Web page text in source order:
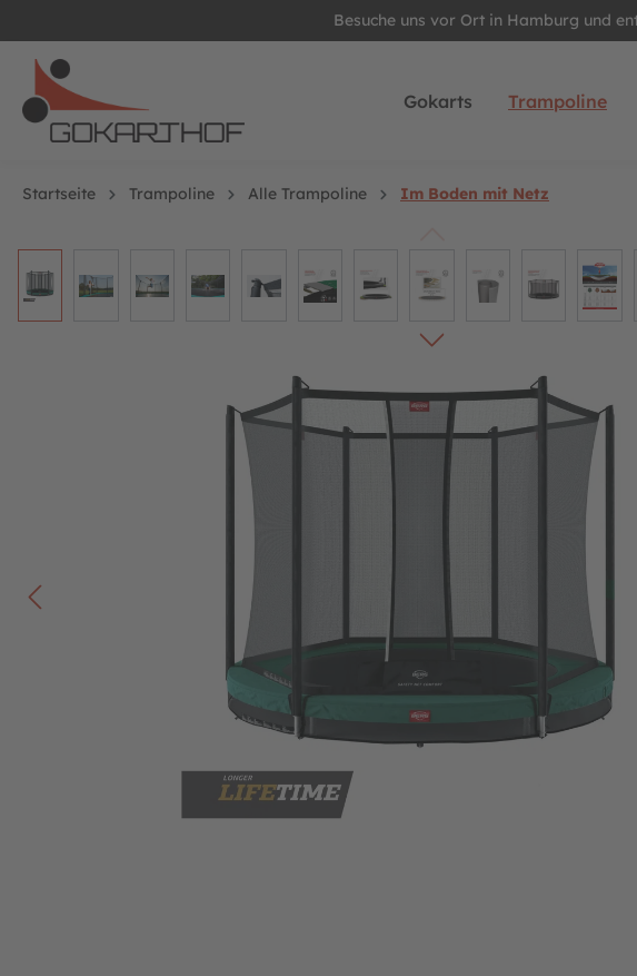
Besuche uns vor Ort in Hamburg und
Gokarts Trampoline
Startseite Trampoline Alle Trampoline
Im Boden mit Netz